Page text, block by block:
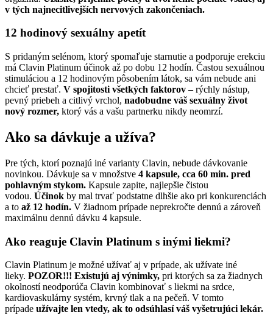
v tých najnecitlivejších nervových zakončeniach.
12 hodinový sexuálny apetít
S pridaným selénom, ktorý spomaľuje starnutie a podporuje erekciu
má Clavin Platinum účinok až po dobu 12 hodín. Častou sexuálnou
stimuláciou a 12 hodinovým pôsobením látok, sa vám nebude ani
chcieť prestať. V spojitosti všetkých faktorov – rýchly nástup,
pevný priebeh a citlivý vrchol, nadobudne váš sexuálny život
nový rozmer, ktorý vás a vašu partnerku nikdy neomrzí.
Ako sa dávkuje a užíva?
Pre tých, ktorí poznajú iné varianty Clavin, nebude dávkovanie
novinkou. Dávkuje sa v množstve 4 kapsule, cca 60 min. pred
pohlavným stykom. Kapsule zapite, najlepšie čistou
vodou. Účinok by mal trvať podstatne dlhšie ako pri konkurenciách
a to až 12 hodín. V žiadnom prípade neprekročte dennú a zároveň
maximálnu dennú dávku 4 kapsule.
Ako reaguje Clavin Platinum s inými liekmi?
Clavin Platinum je možné užívať aj v prípade, ak užívate iné
lieky. POZOR!!! Existujú aj výnimky, pri ktorých sa za žiadnych
okolností neodporúča Clavin kombinovať s liekmi na srdce,
kardiovaskulárny systém, krvný tlak a na pečeň. V tomto
prípade užívajte len vtedy, ak to odsúhlasí váš vyšetrujúci lekár.